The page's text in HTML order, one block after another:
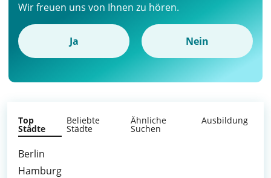
Wir freuen uns von Ihnen zu hören.
Ja Nein
Top
Städte
Beliebte
Städte
Ähnliche
Suchen
Ausbildung
Berlin
Hamburg